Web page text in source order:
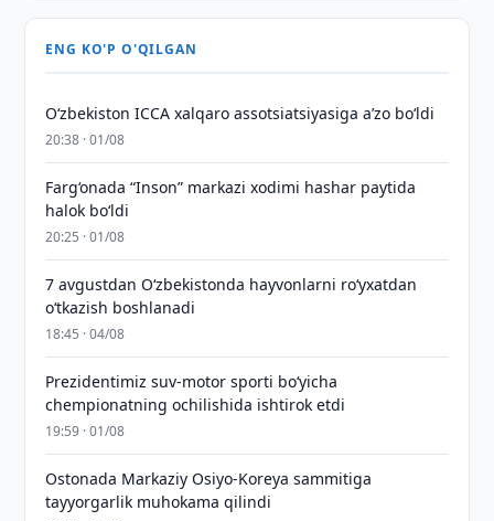
ENG KO'P O'QILGAN
O‘zbekiston ICCA xalqaro assotsiatsiyasiga aʼzo bo‘ldi
20:38 · 01/08
Farg‘onada “Inson” markazi xodimi hashar paytida
halok bo‘ldi
20:25 · 01/08
7 avgustdan O‘zbekistonda hayvonlarni ro‘yxatdan
o‘tkazish boshlanadi
18:45 · 04/08
Prezidentimiz suv-motor sporti bo‘yicha
chempionatning ochilishida ishtirok etdi
19:59 · 01/08
Ostonada Markaziy Osiyo-Koreya sammitiga
tayyorgarlik muhokama qilindi